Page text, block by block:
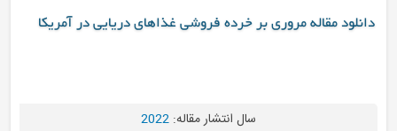
مقاله مروری بر خرده فروشی غذاهای دریایی در آمریکا
سال انتشار مقاله:2022